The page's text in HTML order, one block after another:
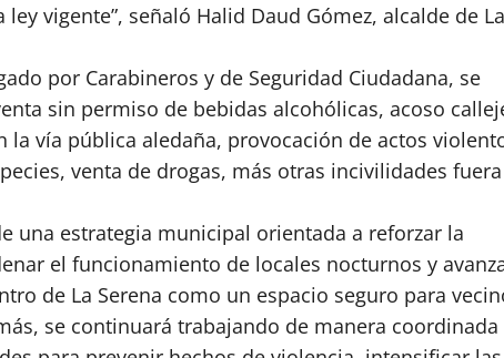
vigente”, señaló Halid Daud Gómez, alcalde de La
por Carabineros y de Seguridad Ciudadana, se
sin permiso de bebidas alcohólicas, acoso
la vía pública aledaña, provocación de actos
venta de drogas, más otras incivilidades
una estrategia municipal orientada a reforzar la
el funcionamiento de locales nocturnos y
de La Serena como un espacio seguro para
se continuará trabajando de manera coordinada